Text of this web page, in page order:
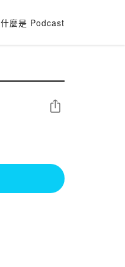
什麼是 Podcast
分享